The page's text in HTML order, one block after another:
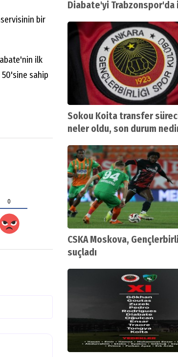
bir
ilk
sahip
0
Diabate'yi
Sokou Koita transfer
neler oldu, son durum
CSKA Moskova,
suçladı